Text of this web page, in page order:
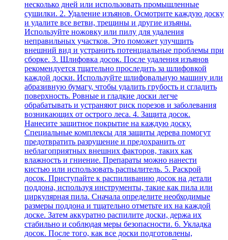
несколько дней или использовать промышленные
сушилки. 2. Удаление изъянов. Осмотрите каждую доску
и удалите все ветви, трещины и другие изъяны.
Используйте ножовку или пилу для удаления
неправильных участков. Это поможет улучшить
внешний вид и устранить потенциальные проблемы при
сборке. 3. Шлифовка досок. После удаления изъянов
рекомендуется тщательно проследить за шлифовкой
каждой доски. Используйте шлифовальную машину или
абразивную бумагу, чтобы удалить грубость и сгладить
поверхность. Ровные и гладкие доски легче
обрабатывать и устраняют риск порезов и заболевания
возникающих от острого леса. 4. Защита досок.
Нанесите защитное покрытие на каждую доску.
Специальные комплексы для защиты дерева помогут
предотвратить разрушение и предохранить от
неблагоприятных внешних факторов, таких как
влажность и гниение. Препараты можно нанести
кистью или использовать распылитель. 5. Раскрой
досок. Приступайте к распиливанию досок на детали
поддона, используя инструменты, такие как пила или
циркулярная пила. Сначала определите необходимые
размеры поддона и тщательно отметьте их на каждой
доске. Затем аккуратно распилите доски, держа их
стабильно и соблюдая меры безопасности. 6. Укладка
досок. После того, как все доски подготовлены,